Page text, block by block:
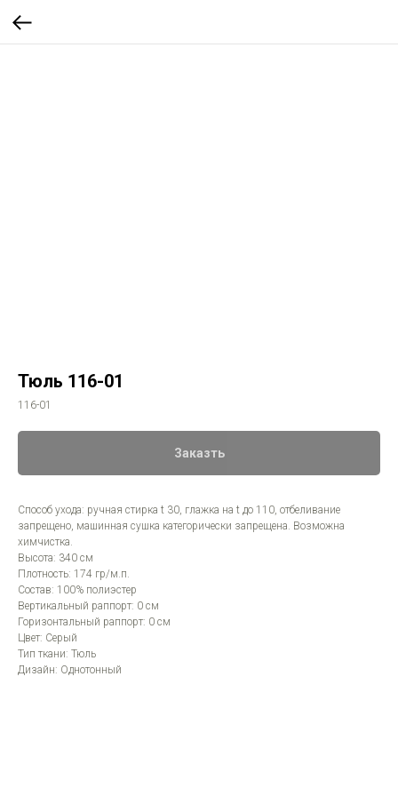
Тюль 116-01
116-01
Заказть
Способ ухода: ручная стирка t 30, глажка на t до 110, отбеливание
запрещено, машинная сушка категорически запрещена. Возможна
химчистка.
Высота: 340 см
Плотность: 174 гр/м.п.
Состав: 100% полиэстер
Вертикальный раппорт: 0 см
Горизонтальный раппорт: 0 см
Цвет: Серый
Тип ткани: Тюль
Дизайн: Однотонный